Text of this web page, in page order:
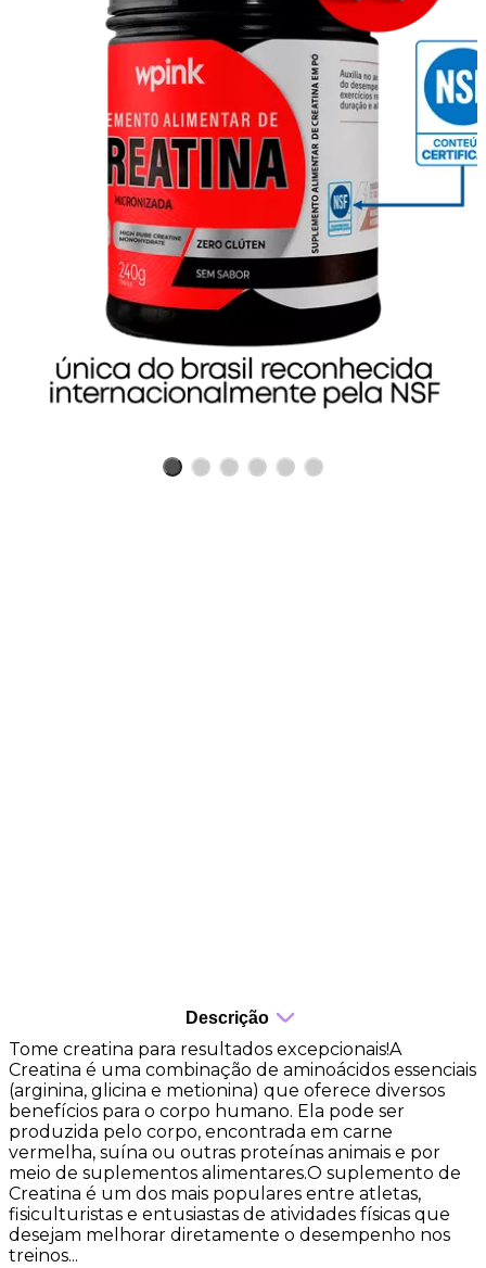
Descrição
Tome creatina para resultados excepcionais!A
Creatina é uma combinação de aminoácidos essenciais
(arginina, glicina e metionina) que oferece diversos
benefícios para o corpo humano. Ela pode ser
produzida pelo corpo, encontrada em carne
vermelha, suína ou outras proteínas animais e por
meio de suplementos alimentares.O suplemento de
Creatina é um dos mais populares entre atletas,
fisiculturistas e entusiastas de atividades físicas que
desejam melhorar diretamente o desempenho nos
treinos...